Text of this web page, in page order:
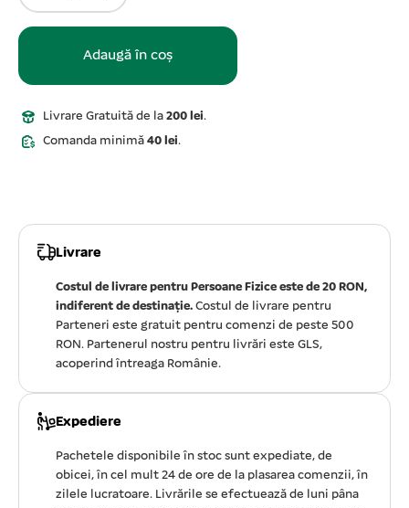
Adaugă în coș
Livrare Gratuită de la 200 lei.
Comanda minimă 40 lei.
Livrare
Costul de livrare pentru Persoane Fizice este de 20 RON,
indiferent de destinație. Costul de livrare pentru
Parteneri este gratuit pentru comenzi de peste 500
RON. Partenerul nostru pentru livrări este GLS,
acoperind întreaga Românie.
Expediere
Pachetele disponibile în stoc sunt expediate, de
obicei, în cel mult 24 de ore de la plasarea comenzii, în
zilele lucratoare. Livrările se efectuează de luni pâna